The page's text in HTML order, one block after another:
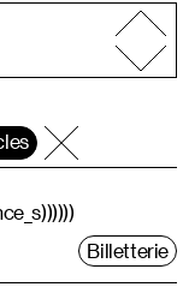
Billetterie